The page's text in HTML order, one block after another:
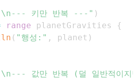
키만 반복 ---" )
range planetGravities
{
( "행성:" , planet )
값만 반복 (덜 일반적이